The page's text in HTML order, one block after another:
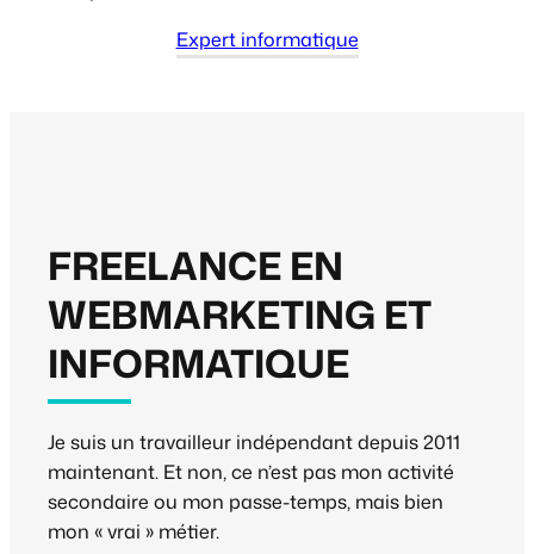
Expert informatique
FREELANCE EN
WEBMARKETING ET
INFORMATIQUE
Je suis un travailleur indépendant depuis 2011
maintenant. Et non, ce n’est pas mon activité
secondaire ou mon passe-temps, mais bien
mon « vrai » métier.